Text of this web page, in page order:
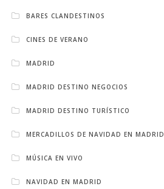
BARES CLANDESTINOS
CINES DE VERANO
MADRID
MADRID DESTINO NEGOCIOS
MADRID DESTINO TURÍSTICO
MERCADILLOS DE NAVIDAD EN MADRID
MÚSICA EN VIVO
NAVIDAD EN MADRID